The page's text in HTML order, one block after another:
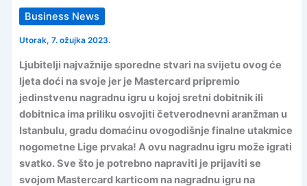
Business News
Utorak, 7. ožujka 2023.
Ljubitelji najvažnije sporedne stvari na svijetu ovog će
ljeta doći na svoje jer je Mastercard pripremio
jedinstvenu nagradnu igru u kojoj sretni dobitnik ili
dobitnica ima priliku osvojiti četverodnevni aranžman u
Istanbulu, gradu domaćinu ovogodišnje finalne utakmice
nogometne Lige prvaka! A ovu nagradnu igru može igrati
svatko. Sve što je potrebno napraviti je prijaviti se
svojom Mastercard karticom na nagradnu igru na